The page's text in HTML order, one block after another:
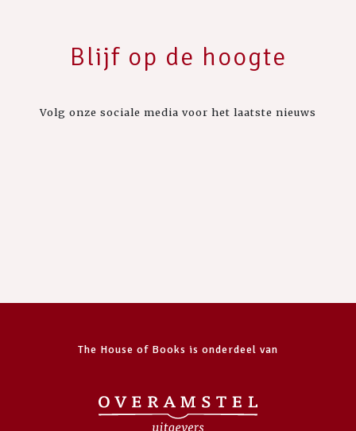
Blijf op de hoogte
Volg onze sociale media voor het laatste nieuws
The House of Books is onderdeel van